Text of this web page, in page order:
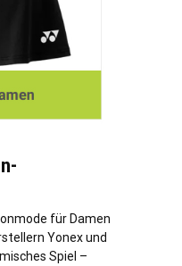
für Damen
Yonex und
Spiel –